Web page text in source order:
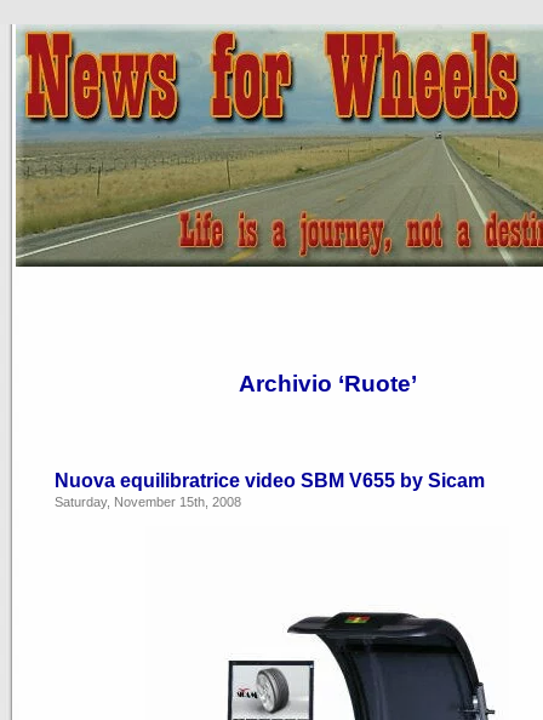
Archivio ‘Ruote’
Nuova equilibratrice video SBM V655 by Sicam
Saturday, November 15th, 2008